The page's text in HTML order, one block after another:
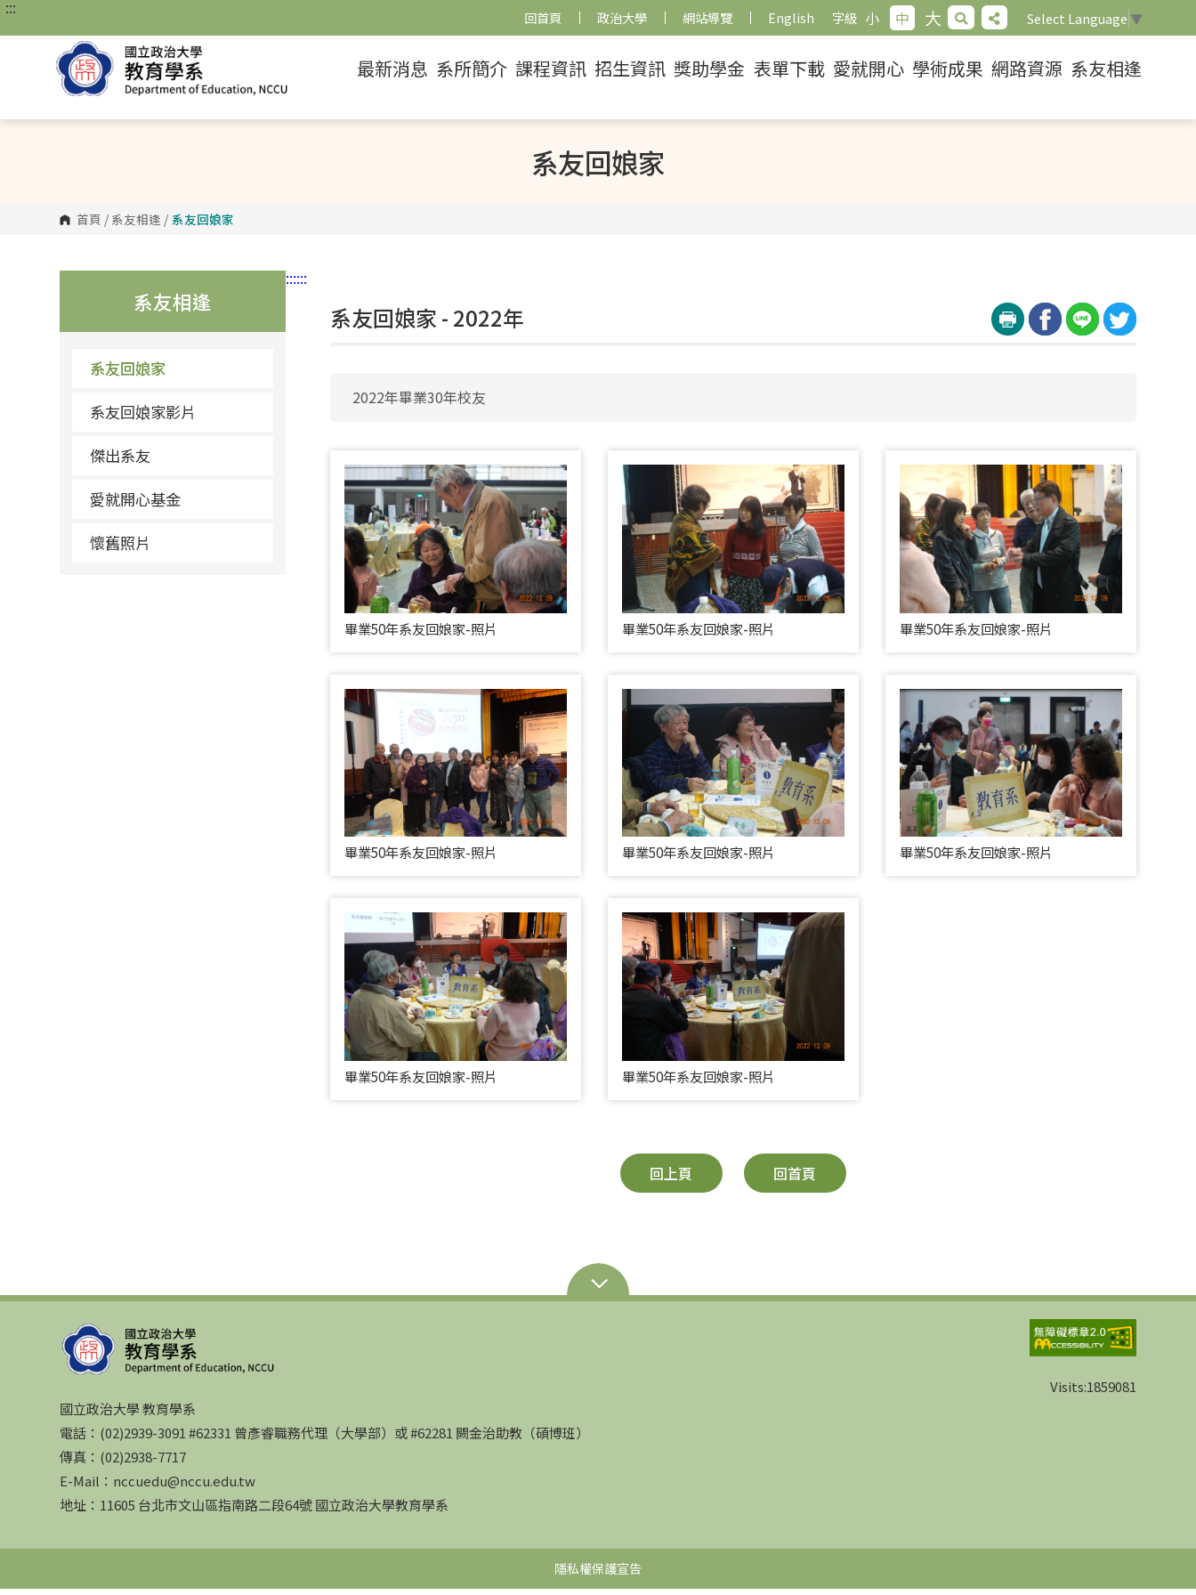
跳
主
::: 回首頁 政治大學 網站導覽 English 字級 小 中 大 Select Language ▼
最新消息 系所簡介 課程資訊 招生資訊 獎助學金 表單下載 愛就開心 學術成果 網路資源 系友相逢
系友回娘家
首頁 / 系友相逢 / 系友回娘家
:::
系友相逢
系友回娘家
系友回娘家影片
傑出系友
愛就開心基金
懷舊照片
:::
系友回娘家 - 2022年
2022年畢業30年校友
畢業50年系友回娘家-照片 畢業50年系友回娘家-照片 畢業50年系友回娘家-照片
畢業50年系友回娘家-照片 畢業50年系友回娘家-照片 畢業50年系友回娘家-照片
畢業50年系友回娘家-照片 畢業50年系友回娘家-照片
回上頁 回首頁
國立政治大學 教育學系
電話：(02)2939-3091 #62331 曾彥睿職務代理（大學部）或 #62281 闕金治助教（碩博班）
傳真：(02)2938-7717
E-Mail：nccuedu@nccu.edu.tw
地址：11605 台北市文山區指南路二段64號 國立政治大學教育學系
Visits:1859081
隱私權保護宣告